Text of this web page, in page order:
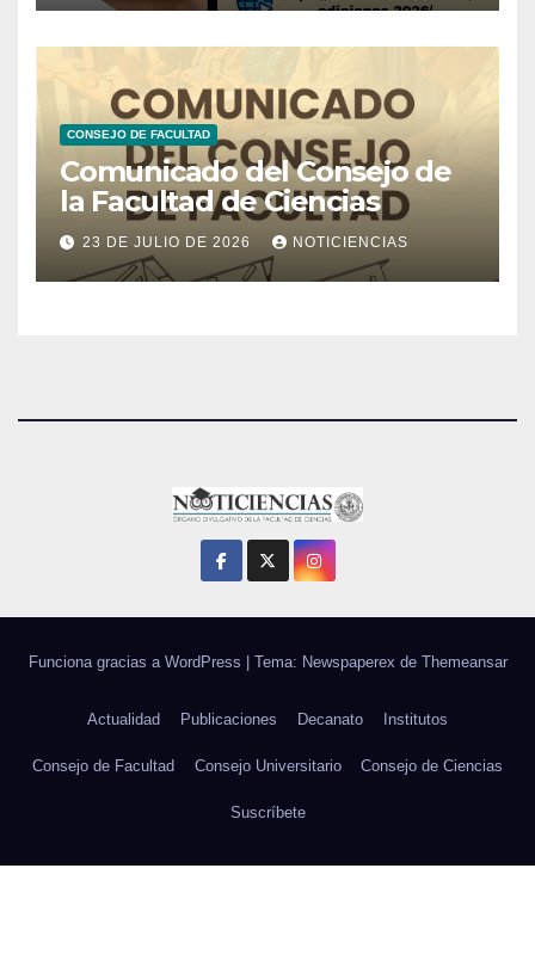
CONSEJO DE FACULTAD
Comunicado del Consejo de
la Facultad de Ciencias
23 DE JULIO DE 2026 NOTICIENCIAS
Funciona gracias a WordPress Tema: Newspaperex de Themeansar
Actualidad Publicaciones Decanato Institutos
Consejo de Facultad Consejo Universitario Consejo de Ciencias
Suscríbete